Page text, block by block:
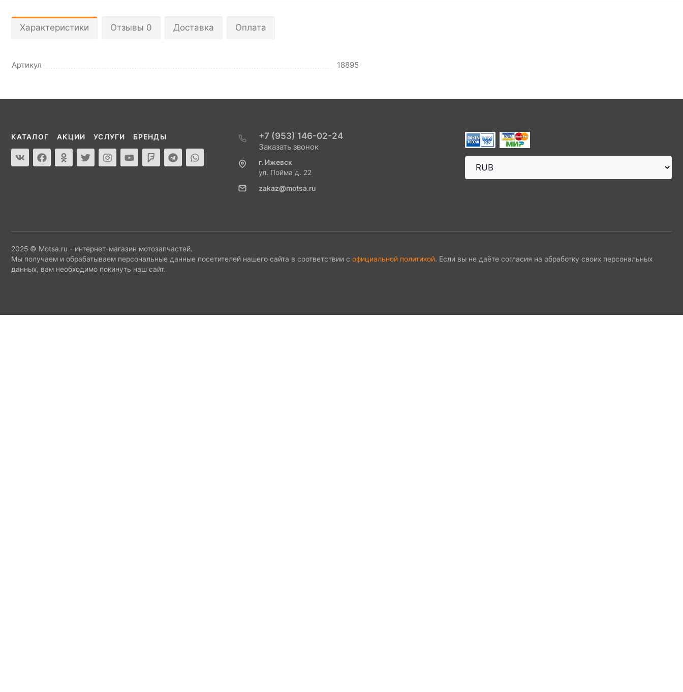
Характеристики Отзывы 0 Доставка Оплата
Артикул 18895
КАТАЛОГ АКЦИИ УСЛУГИ БРЕНДЫ +7 (953) 146-02-24
Заказать звонок
г. Ижевск
ул. Пойма д. 22
zakaz@motsa.ru
2025 © Motsa.ru - интернет-магазин мотозапчастей.
Мы получаем и обрабатываем персональные данные посетителей нашего сайта в соответствии с официальной политикой. Если вы не даёте согласия на обработку своих персональных
данных, вам необходимо покинуть наш сайт.